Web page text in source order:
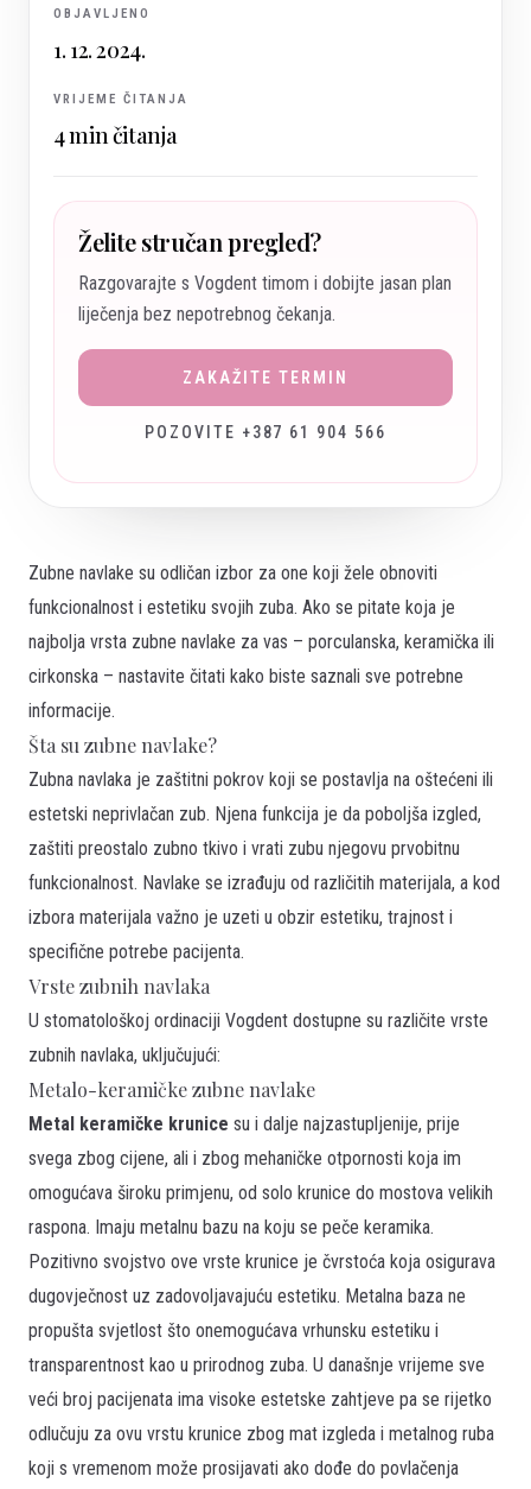
OBJAVLJENO
1. 12. 2024.
VRIJEME ČITANJA
4min čitanja
Želite stručan pregled?
Razgovarajte s Vogdent timom i dobijte jasan plan
liječenja bez nepotrebnog čekanja.
ZAKAŽITE TERMIN
POZOVITE +387 61 904 566
Zubne navlake su odličan izbor za one koji žele obnoviti
funkcionalnost i estetiku svojih zuba. Ako se pitate koja je
najbolja vrsta zubne navlake za vas – porculanska, keramička ili
cirkonska – nastavite čitati kako biste saznali sve potrebne
informacije.
Šta su zubne navlake?
Zubna navlaka je zaštitni pokrov koji se postavlja na oštećeni ili
estetski neprivlačan zub. Njena funkcija je da poboljša izgled,
zaštiti preostalo zubno tkivo i vrati zubu njegovu prvobitnu
funkcionalnost. Navlake se izrađuju od različitih materijala, a kod
izbora materijala važno je uzeti u obzir estetiku, trajnost i
specifične potrebe pacijenta.
Vrste zubnih navlaka
U stomatološkoj ordinaciji Vogdent dostupne su različite vrste
zubnih navlaka, uključujući:
Metalo-keramičke zubne navlake
Metal keramičke krunice su i dalje najzastupljenije, prije
svega zbog cijene, ali i zbog mehaničke otpornosti koja im
omogućava široku primjenu, od solo krunice do mostova velikih
raspona. Imaju metalnu bazu na koju se peče keramika.
Pozitivno svojstvo ove vrste krunice je čvrstoća koja osigurava
dugovječnost uz zadovoljavajuću estetiku. Metalna baza ne
propušta svjetlost što onemogućava vrhunsku estetiku i
transparentnost kao u prirodnog zuba. U današnje vrijeme sve
veći broj pacijenata ima visoke estetske zahtjeve pa se rijetko
odlučuju za ovu vrstu krunice zbog mat izgleda i metalnog ruba
koji s vremenom može prosijavati ako dođe do povlačenja